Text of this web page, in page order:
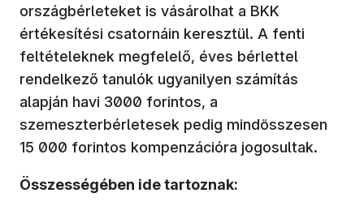
országbérleteket is vásárolhat a BKK
értékesítési csatornáin keresztül. A fenti
feltételeknek megfelelő, éves bérlettel
rendelkező tanulók ugyanilyen számítás
alapján havi 3000 forintos, a
szemeszterbérletesek pedig mindösszesen
15 000 forintos kompenzációra jogosultak.
Összességében ide tartoznak: